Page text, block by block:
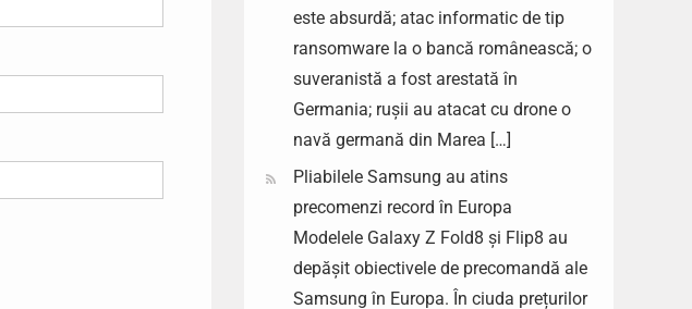
este absurdă; atac informatic de tip
ransomware la o bancă românească; o
suveranistă a fost arestată în
Germania; rușii au atacat cu drone o
navă germană din Marea […]
Pliabilele Samsung au atins
precomenzi record în Europa
Modelele Galaxy Z Fold8 și Flip8 au
depășit obiectivele de precomandă ale
Samsung în Europa. În ciuda prețurilor